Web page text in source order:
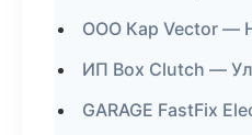
ООО Кар Vector —
ИП Box Clutch —
GARAGE FastFix